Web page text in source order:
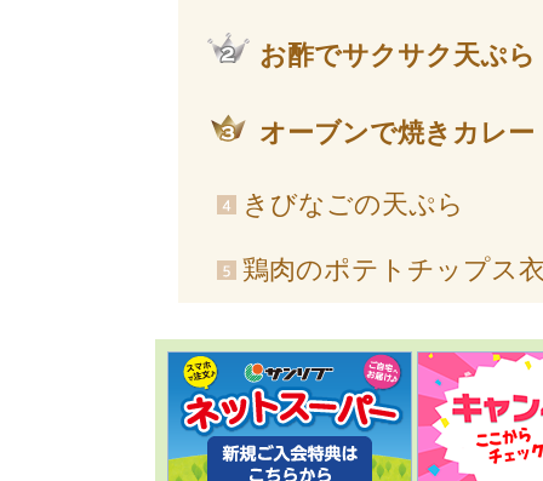
お酢でサクサク天ぷら
オーブンで焼きカレー
きびなごの天ぷら
鶏肉のポテトチップス